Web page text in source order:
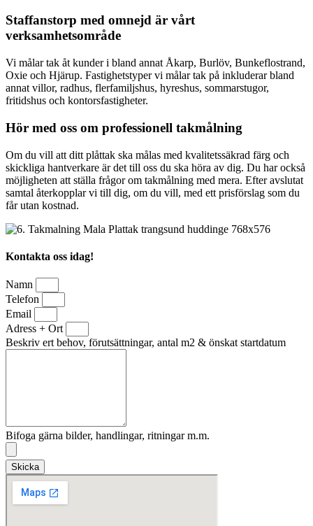
Staffanstorp med omnejd är vårt
verksamhetsområde
Vi målar tak åt kunder i bland annat Åkarp, Burlöv, Bunkeflostrand,
Oxie och Hjärup. Fastighetstyper vi målar tak på inkluderar bland
annat villor, radhus, flerfamiljshus, hyreshus, sommarstugor,
fritidshus och kontorsfastigheter.
Hör med oss om professionell takmålning
Om du vill att ditt plåttak ska målas med kvalitetssäkrad färg och
skickliga hantverkare är det till oss du ska höra av dig. Du har också
möjligheten att ställa frågor om takmålning med mera. Efter avslutat
samtal återkopplar vi till dig, om du vill, med ett prisförslag som du
får utan kostnad.
Kontakta oss idag!
Namn
Telefon
Email
Adress + Ort
Beskriv ert behov, förutsättningar, antal m2 & önskat startdatum
Bifoga gärna bilder, handlingar, ritningar m.m.
Skicka